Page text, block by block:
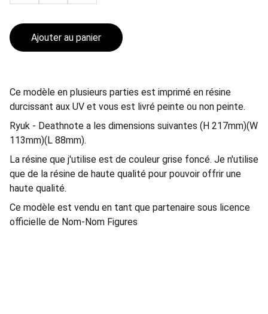
Ajouter au panier
Ce modèle en plusieurs parties est imprimé en résine
durcissant aux UV et vous est livré peinte ou non peinte.
Ryuk - Deathnote a les dimensions suivantes (H 217mm)(W
113mm)(L 88mm).
La résine que j'utilise est de couleur grise foncé. Je n'utilise
que de la résine de haute qualité pour pouvoir offrir une
haute qualité.
Ce modèle est vendu en tant que partenaire sous licence
officielle de Nom-Nom Figures